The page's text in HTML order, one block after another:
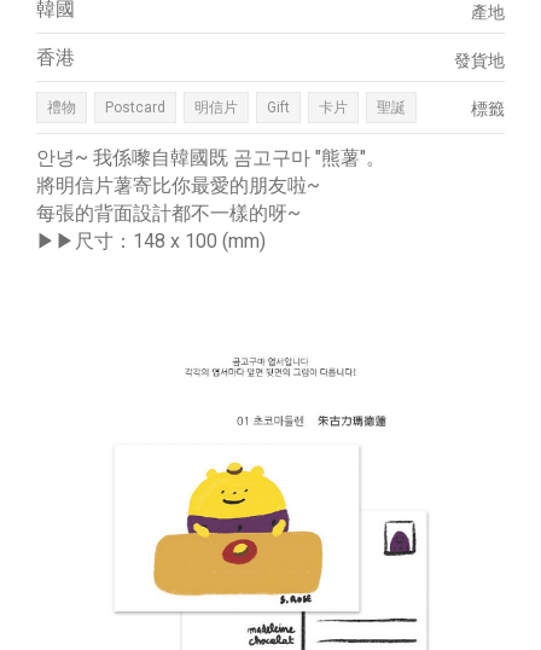
產地
韓國
發貨地
香港
標籤
禮物 Postcard 明信片 Gift 卡片 聖誕
안녕~ 我係嚟自韓國既 곰고구마 "熊薯"。
將明信片薯寄比你最愛的朋友啦~
每張的背面設計都不一樣的呀~
▶▶尺寸：148 x 100 (mm)